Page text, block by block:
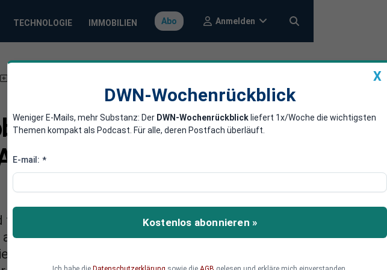
TECHNOLOGIE IMMOBILIEN Abo Anmelden
beim
auf die PayPal-
Kursgewinne: Bei PayPal
Zahlungen warten und sich sogar die
Börse optimistisch. Wie sollten Anleger auf
X
DWN-Wochenrückblick
Weniger E-Mails, mehr Substanz: Der DWN-Wochenrückblick liefert 1x/Woche die wichtigsten
Themen kompakt als Podcast. Für alle, deren Postfach überläuft.
E-mail: *
Kostenlos abonnieren »